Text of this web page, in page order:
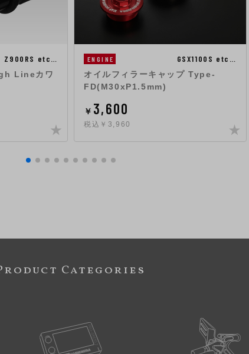
Z900RS etc…
Lineカワ
ENGINE GSX1100S etc…
オイルフィラーキャップ Type-
FD(M30xP1.5mm)
￥ 3,600
税込￥3,960
Categories